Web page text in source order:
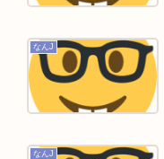
なんJ
なんJ